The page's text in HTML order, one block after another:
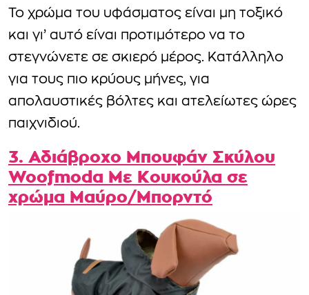
Το χρώμα του υφάσματος είναι μη τοξικό
και γι’ αυτό είναι προτιμότερο να το
στεγνώνετε σε σκιερό μέρος. Κατάλληλο
για τους πιο κρύους μήνες, για
απολαυστικές βόλτες και ατελείωτες ώρες
παιχνιδιού.
3. Αδιάβροχο Μπουφάν Σκύλου
Woofmoda Με Κουκούλα σε
χρώμα Μαύρο/Μπορντό